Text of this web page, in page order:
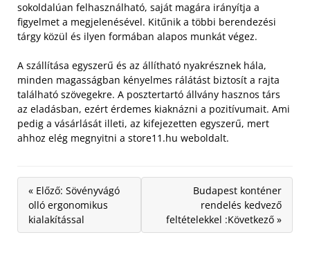
sokoldalúan felhasználható, saját magára irányítja a
figyelmet a megjelenésével. Kitűnik a többi berendezési
tárgy közül és ilyen formában alapos munkát végez.
A szállítása egyszerű és az állítható nyakrésznek hála,
minden magasságban kényelmes rálátást biztosít a rajta
található szövegekre. A posztertartó állvány hasznos társ
az eladásban, ezért érdemes kiaknázni a pozitívumait. Ami
pedig a vásárlását illeti, az kifejezetten egyszerű, mert
ahhoz elég megnyitni a store11.hu weboldalt.
« Előző: Sövényvágó
olló ergonomikus
kialakítással
Budapest konténer
rendelés kedvező
feltételekkel :Következő »